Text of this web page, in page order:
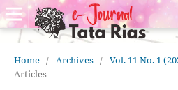
Home / Archives / Vol. 11 No. 1
Articles